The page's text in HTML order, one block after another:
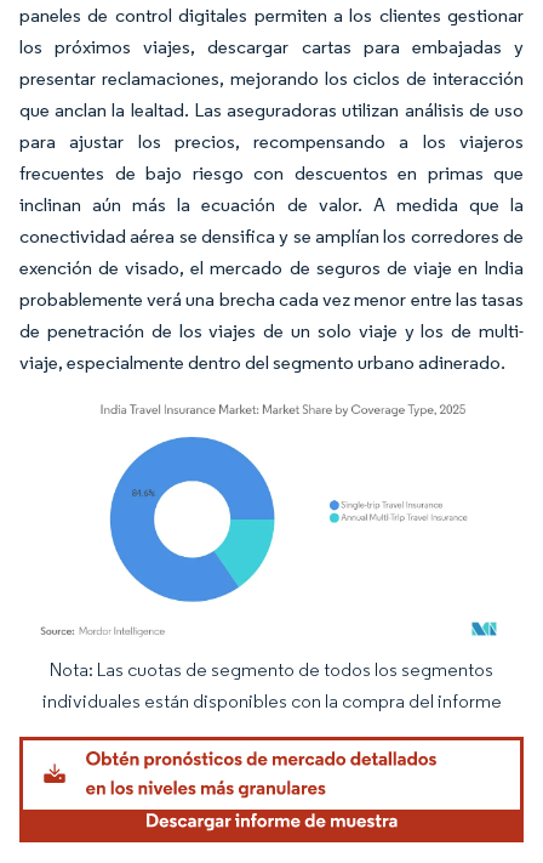
paneles de control digitales permiten a los clientes gestionar
los próximos viajes, descargar cartas para embajadas y
presentar reclamaciones, mejorando los ciclos de interacción
que anclan la lealtad. Las aseguradoras utilizan análisis de uso
para ajustar los precios, recompensando a los viajeros
frecuentes de bajo riesgo con descuentos en primas que
inclinan aún más la ecuación de valor. A medida que la
conectividad aérea se densifica y se amplían los corredores de
exención de visado, el mercado de seguros de viaje en India
probablemente verá una brecha cada vez menor entre las tasas
de penetración de los viajes de un solo viaje y los de multi-
viaje, especialmente dentro del segmento urbano adinerado.
Imagen © Mordor Intelligence. El uso requiere atribución según CC BY 4.0.
Nota: Las cuotas de segmento de todos los segmentos
individuales están disponibles con la compra del informe